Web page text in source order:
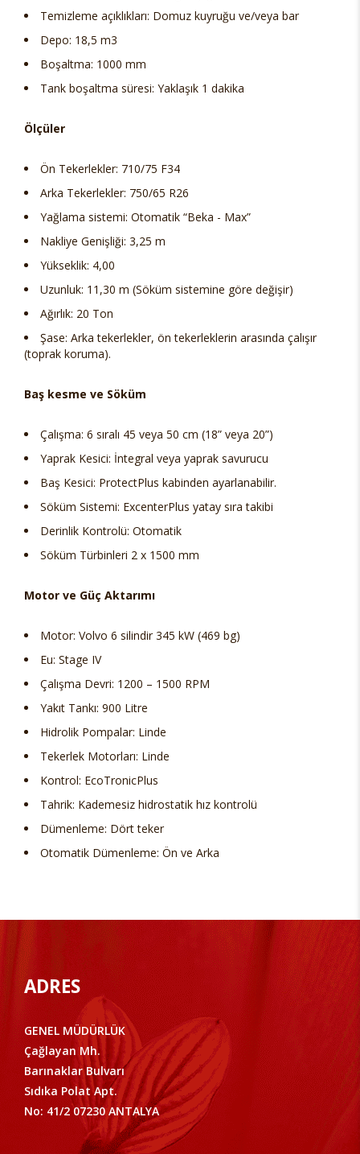
Temizleme açıklıkları: Domuz kuyruğu ve/veya bar
Depo: 18,5 m3
Boşaltma: 1000 mm
Tank boşaltma süresi: Yaklaşık 1 dakika
Ölçüler
Ön Tekerlekler: 710/75 F34
Arka Tekerlekler: 750/65 R26
Yağlama sistemi: Otomatik “Beka - Max”
Nakliye Genişliği: 3,25 m
Yükseklik: 4,00
Uzunluk: 11,30 m (Söküm sistemine göre değişir)
Ağırlık: 20 Ton
Şase: Arka tekerlekler, ön tekerleklerin arasında çalışır
(toprak koruma).
Baş kesme ve Söküm
Çalışma: 6 sıralı 45 veya 50 cm (18” veya 20”)
Yaprak Kesici: İntegral veya yaprak savurucu
Baş Kesici: ProtectPlus kabinden ayarlanabilir.
Söküm Sistemi: ExcenterPlus yatay sıra takibi
Derinlik Kontrolü: Otomatik
Söküm Türbinleri 2 x 1500 mm
Motor ve Güç Aktarımı
Motor: Volvo 6 silindir 345 kW (469 bg)
Eu: Stage IV
Çalışma Devri: 1200 – 1500 RPM
Yakıt Tankı: 900 Litre
Hidrolik Pompalar: Linde
Tekerlek Motorları: Linde
Kontrol: EcoTronicPlus
Tahrik: Kademesiz hidrostatik hız kontrolü
Dümenleme: Dört teker
Otomatik Dümenleme: Ön ve Arka
ADRES
GENEL MÜDÜRLÜK
Çağlayan Mh.
Barınaklar Bulvarı
Sıdıka Polat Apt.
No: 41/2 07230 ANTALYA